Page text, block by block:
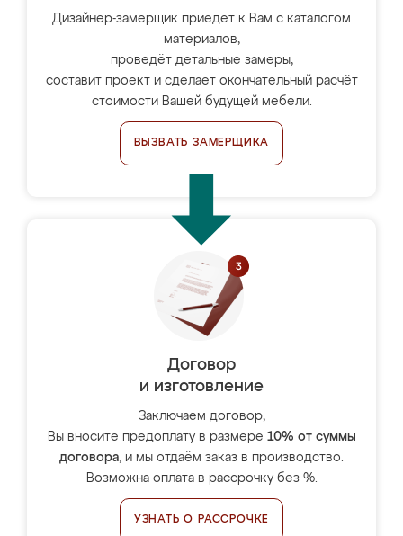
Дизайнер-замерщик приедет к Вам с каталогом
материалов,
проведёт детальные замеры,
составит проект и сделает окончательный расчёт
стоимости Вашей будущей мебели.
ВЫЗВАТЬ ЗАМЕРЩИКА
Договор
и изготовление
Заключаем договор,
Вы вносите предоплату в размере 10% от суммы
договора, и мы отдаём заказ в производство.
Возможна оплата в рассрочку без %.
УЗНАТЬ О РАССРОЧКЕ